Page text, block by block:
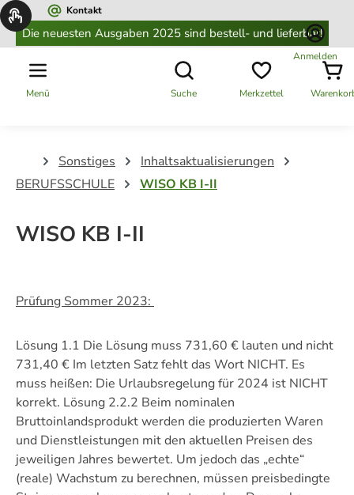
springen
Die neuesten Ausgaben 2025 sind bestell- und lieferbar!
Kontakt
Anmelden
Menü Suche Merkzettel
Sonstiges
Inhaltsaktualisierungen
BERUFSSCHULE
WISO KB I-II
WISO KB I-II
Prüfung Sommer 2023:
Lösung 1.1 Die Lösung muss 731,60 € lauten und nicht
731,40 € Im letzten Satz fehlt das Wort NICHT. Es
muss heißen: Die Urlaubsregelung für 2024 ist NICHT
korrekt. Lösung 2.2.2 Beim nominalen
Bruttoinlandsprodukt werden die produzierten Waren
und Dienstleistungen mit den aktuellen Preisen des
jeweiligen Jahres bewertet. Um jedoch das „echte“
(reale) Wachstum zu berechnen, müssen preisbedingte